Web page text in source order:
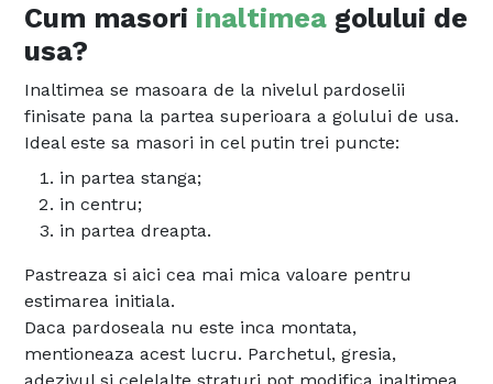
Cum masori inaltimea golului de
usa?
Inaltimea se masoara de la nivelul pardoselii
finisate pana la partea superioara a golului de usa.
Ideal este sa masori in cel putin trei puncte:
in partea stanga;
in centru;
in partea dreapta.
Pastreaza si aici cea mai mica valoare pentru
estimarea initiala.
Daca pardoseala nu este inca montata,
mentioneaza acest lucru. Parchetul, gresia,